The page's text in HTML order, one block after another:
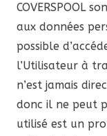
COVERSPOOL
aux données
possible
l’Utilisateur à
n’est jamais
donc il ne peut
utilisé est un